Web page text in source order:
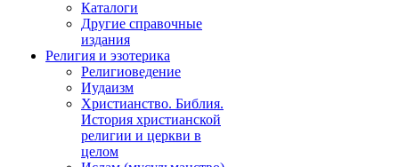
Каталоги
Другие справочные
издания
Религия и эзотерика
Религиоведение
Иудаизм
Христианство. Библия.
История христианской
религии и церкви в
целом